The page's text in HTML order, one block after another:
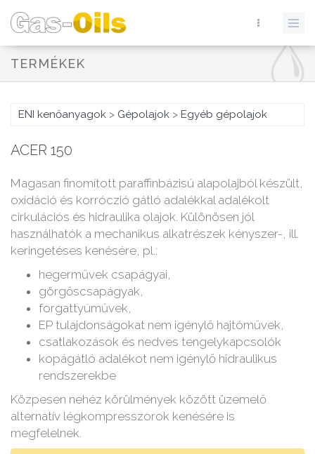
TERMÉKEK
ENI kenőanyagok > Gépolajok > Egyéb gépolajok
ACER 150
Magasan finomított paraffinbázisú alapolajból készült,
oxidáció és korróczió gátló adalékkal adalékolt
cirkulációs és hidraulika olajok. Különösen jól
használhatók a mechanikus alkatrészek kényszer-, ill.
keringetéses kenésére, pl.:
hegerművek csapágyai,
görgőscsapágyak,
forgattyúművek,
EP tulajdonságokat nem igénylő hajtóművek,
csatlakozások és nedves tengelykapcsolók
kopágátló adalékot nem igénylő hidraulikus
rendszerekbe
Közpesen nehéz körülmények között üzemelő
alternatív légkompresszorok kenésére is
megfelelnek.